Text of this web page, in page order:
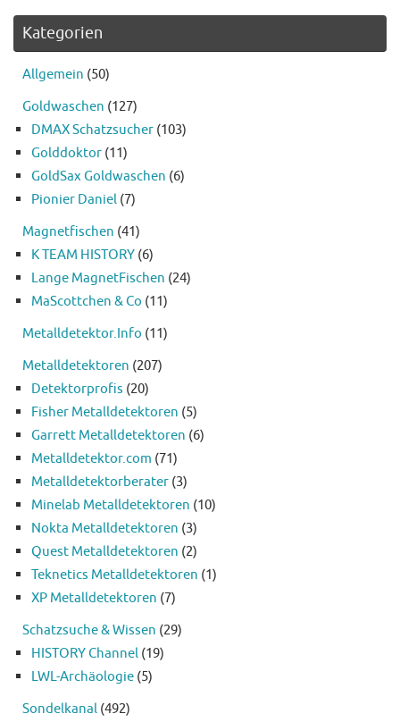
Kategorien
Allgemein (50)
Goldwaschen (127)
DMAX Schatzsucher (103)
Golddoktor (11)
GoldSax Goldwaschen (6)
Pionier Daniel (7)
Magnetfischen (41)
K TEAM HISTORY (6)
Lange MagnetFischen (24)
MaScottchen & Co (11)
Metalldetektor.Info (11)
Metalldetektoren (207)
Detektorprofis (20)
Fisher Metalldetektoren (5)
Garrett Metalldetektoren (6)
Metalldetektor.com (71)
Metalldetektorberater (3)
Minelab Metalldetektoren (10)
Nokta Metalldetektoren (3)
Quest Metalldetektoren (2)
Teknetics Metalldetektoren (1)
XP Metalldetektoren (7)
Schatzsuche & Wissen (29)
HISTORY Channel (19)
LWL-Archäologie (5)
Sondelkanal (492)